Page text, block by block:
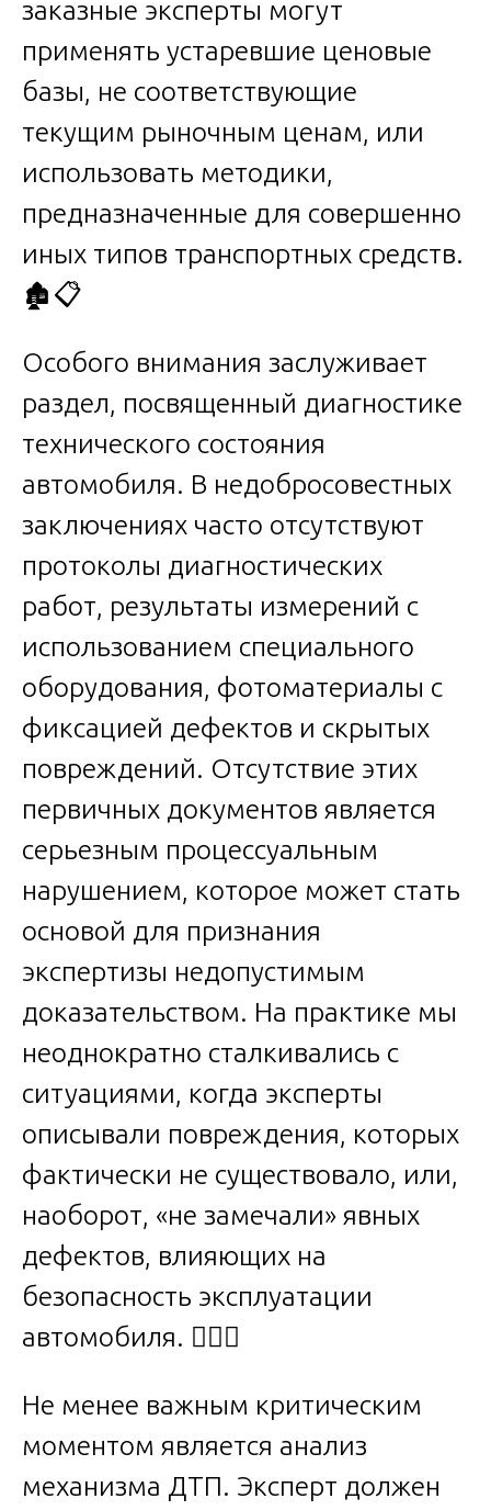
заказные эксперты могут
применять устаревшие ценовые
базы, не соответствующие
текущим рыночным ценам, или
использовать методики,
предназначенные для совершенно
иных типов транспортных средств.
🏚️📋
Особого внимания заслуживает
раздел, посвященный диагностике
технического состояния
автомобиля. В недобросовестных
заключениях часто отсутствуют
протоколы диагностических
работ, результаты измерений с
использованием специального
оборудования, фотоматериалы с
фиксацией дефектов и скрытых
повреждений. Отсутствие этих
первичных документов является
серьезным процессуальным
нарушением, которое может стать
основой для признания
экспертизы недопустимым
доказательством. На практике мы
неоднократно сталкивались с
ситуациями, когда эксперты
описывали повреждения, которых
фактически не существовало, или,
наоборот, «не замечали» явных
дефектов, влияющих на
безопасность эксплуатации
автомобиля. 🕵️‍♂️🔦
Не менее важным критическим
моментом является анализ
механизма ДТП. Эксперт должен